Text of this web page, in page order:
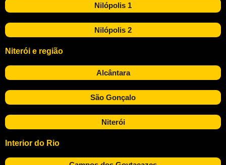
Nilópolis 1
Nilópolis 2
Niterói e região
Alcântara
São Gonçalo
Niterói
Interior do Rio